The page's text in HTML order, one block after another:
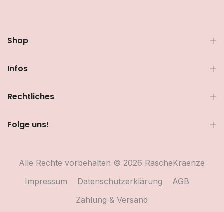
Shop
Infos
Rechtliches
Folge uns!
Alle Rechte vorbehalten © 2026 RascheKraenze
Impressum
Datenschutzerklärung
AGB
Zahlung & Versand